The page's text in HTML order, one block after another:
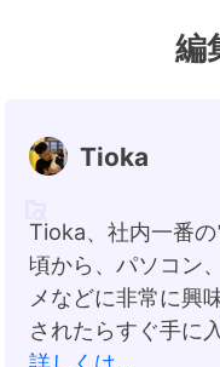
編
Tioka
Tioka、社内一番
頃から、パソコン
メなどに非常に興
されたらすぐ手に